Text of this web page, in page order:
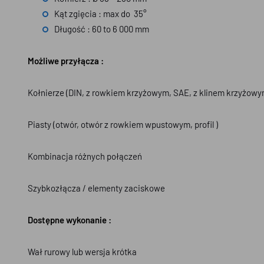
Kąt zgięcia : max do 35°
Długość : 60 to 6 000 mm
Możliwe przyłącza :
Kołnierze (DIN, z rowkiem krzyżowym, SAE, z klinem
Piasty (otwór, otwór z rowkiem wpustowym, profil )
Kombinacja różnych połączeń
Szybkozłącza / elementy zaciskowe
Dostępne wykonanie :
Wał rurowy lub wersja krótka